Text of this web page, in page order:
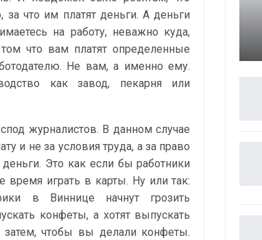
что им платят деньги. А деньги
на работу, неважно куда,
что вам платят определенные
Не вам, а именно ему.
как завод, пекарня или
журналистов. В данном случае
и не за условия труда, а за право
деньги. Это как если бы работники
время играть в карты. Ну или так:
в Виннице начнут грозить
конфеты, а хотят выпускать
чтобы вы делали конфеты.